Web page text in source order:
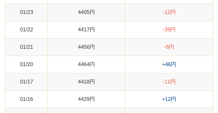
01/23 4405円 -12円
01/22 4417円 -39円
01/21 4456円 -8円
01/20 4464円 +46円
01/17 4418円 -11円
01/16 4429円 +12円